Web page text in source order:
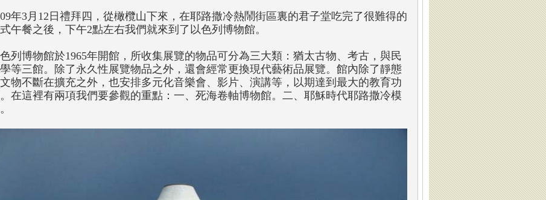
年3月12日禮拜四，從橄欖山下來，在耶路撒冷熱鬧街區裏的君子堂吃完了很難得的
午餐之後，下午2點左右我們就來到了以色列博物館。
列博物館於1965年開館，所收集展覽的物品可分為三大類：猶太古物、考古，與民
等三館。除了永久性展覽物品之外，還會經常更換現代藝術品展覽。館內除了靜態
物不斷在擴充之外，也安排多元化音樂會、影片、演講等，以期達到最大的教育功
在這裡有兩項我們要參觀的重點：一、死海卷軸博物館。二、耶穌時代耶路撒冷模